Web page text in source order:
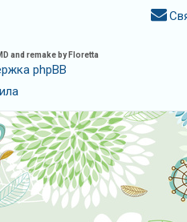
and remake by Floretta
phpBB